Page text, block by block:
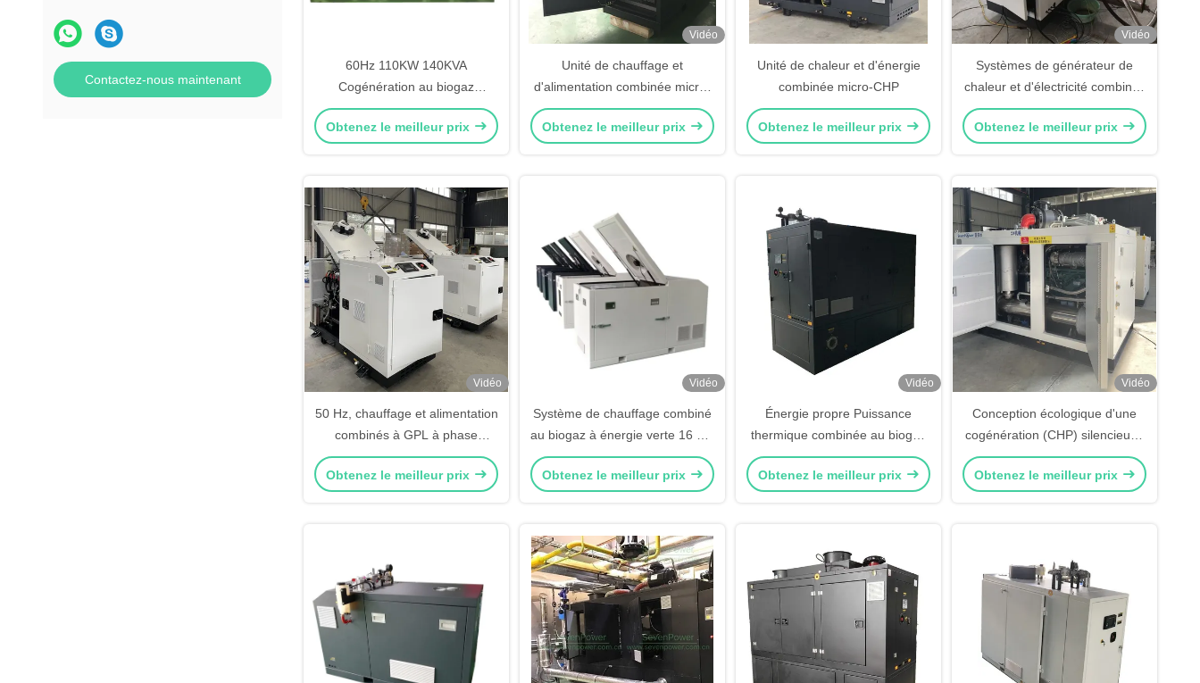
Contactez-nous maintenant
60Hz 110KW 140KVA
Cogénération au biogaz
Combiné chaleur et électricité
Facile entretien
Obtenez le meilleur prix
Vidéo
Unité de chauffage et
d'alimentation combinée micro-
super silencieuse avec moteur
de refroidissement par eau
Obtenez le meilleur prix
Unité de chaleur et d'énergie
combinée micro-CHP
Obtenez le meilleur prix
Vidéo
Systèmes de générateur de
chaleur et d'électricité combinés
à trois phases de 20 kW 50 Hz
60 Hz
Obtenez le meilleur prix
Vidéo
50 Hz, chauffage et alimentation
combinés à GPL à phase
unique, avec moteur 4 cylindres
4Y
Obtenez le meilleur prix
Vidéo
Système de chauffage combiné
au biogaz à énergie verte 16 kW
20 KVA, certifié CE
Obtenez le meilleur prix
Vidéo
Énergie propre Puissance
thermique combinée au biogaz
200KVA 160KW Faible bruit en
trois phases
Obtenez le meilleur prix
Vidéo
Conception écologique d'une
cogénération (CHP) silencieuse
au gaz naturel de 150 kW
Obtenez le meilleur prix